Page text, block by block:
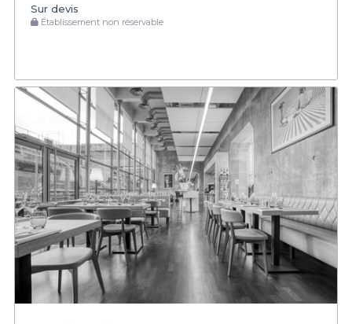
Sur devis
Établissement non réservable